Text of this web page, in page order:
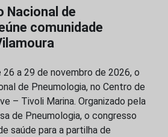
Nacional de
comunidade
26 a 29 de novembro de 2026, o
de Pneumologia, no Centro de
– Tivoli Marina. Organizado pela
de Pneumologia, o congresso
saúde para a partilha de